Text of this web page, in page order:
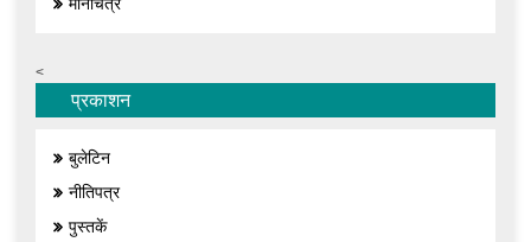
मानचित्र
<
प्रकाशन
बुलेटिन
नीतिपत्र
पुस्तकें